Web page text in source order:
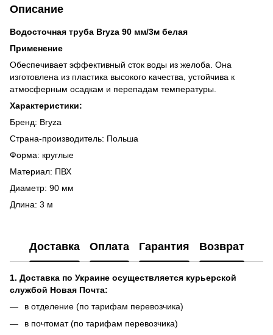
Описание
Водосточная труба Bryza 90 мм/3м белая
Применение
Обеспечивает эффективный сток воды из желоба. Она
изготовлена из пластика высокого качества, устойчива к
атмосферным осадкам и перепадам температуры.
Характеристики:
Бренд: Bryza
Страна-производитель: Польша
Форма: круглые
Материал: ПВХ
Диаметр: 90 мм
Длина: 3 м
Доставка Оплата Гарантия Возврат
1. Доставка по Украине осуществляется курьерской
службой Новая Почта:
в отделение (по тарифам перевозчика)
в почтомат (по тарифам перевозчика)